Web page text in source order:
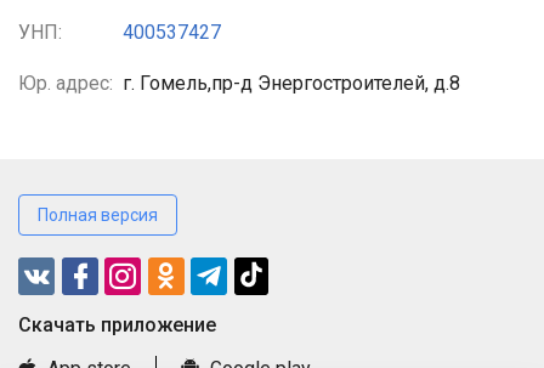
УНП: 400537427
Юр. адрес: г. Гомель,пр-д Энергостроителей, д.8
Полная версия
Cкачать приложение